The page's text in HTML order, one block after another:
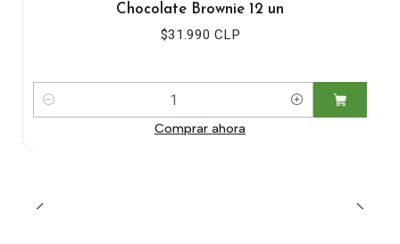
Chocolate Brownie 12 un
$31.990 CLP
Cantidad
Comprar ahora